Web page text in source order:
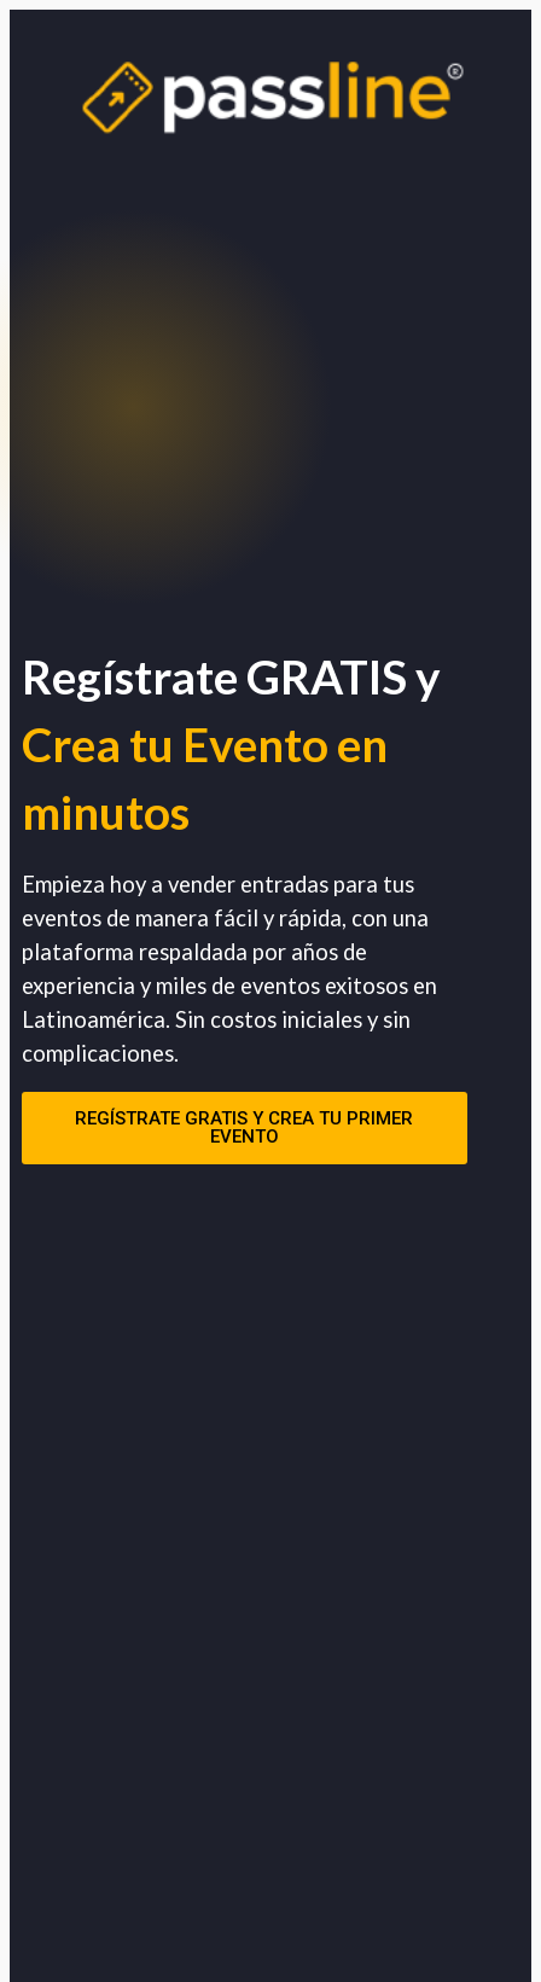
Regístrate GRATIS y
Crea tu Evento en
minutos
Empieza hoy a vender entradas para tus
eventos de manera fácil y rápida, con una
plataforma respaldada por años de
experiencia y miles de eventos exitosos en
Latinoamérica. Sin costos iniciales y sin
complicaciones.
REGÍSTRATE GRATIS Y CREA TU PRIMER
EVENTO